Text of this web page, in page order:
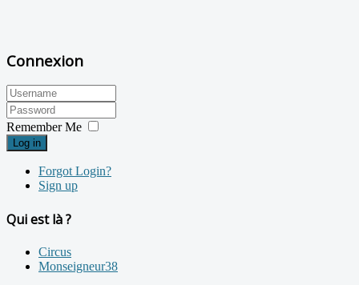
Connexion
Remember Me
Log in
Forgot Login?
Sign up
Qui est là ?
Circus
Monseigneur38